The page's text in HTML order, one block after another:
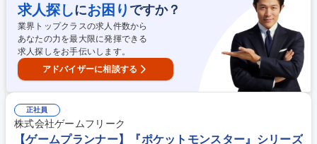
販売動向の調査 ・製品や売場レイアウトの提案、 その提案資料の作成
（ディスプレイや販促物の企画）等。 ■人の命や暮らしを守ることに直結
するやりがいのある営業です ■弊社は海外でも殺虫剤事業を展開しており
ます。将来的には海外営業としてのキャリア構築も可能です。 募集職種
【東京】提案営業★アルコール除菌、殺虫剤でお馴染みのフマキラー ◎W
EB面接可
求人探しにお困り ですか？
業界トップクラスの求人件数から
あなたの力を最大限に発揮できる
求人探しをお手伝いします。
アドバイザーに相談する
正社員
株式会社ゲームフリーク
【ゲームプランナー】『ポケットモンスター』シリーズ